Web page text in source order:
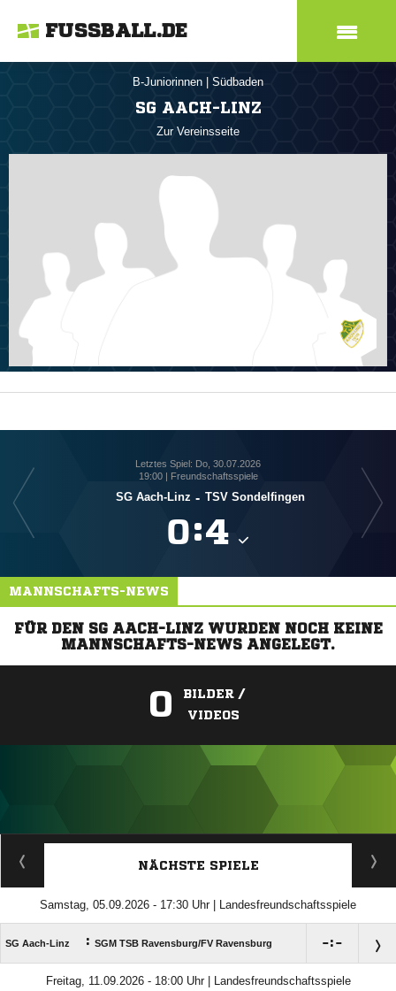
FUSSBALL.DE
B-Juniorinnen Südbaden
SG AACH-LINZ
Zur Vereinsseite
Letztes Spiel: Do, 30.07.2026
19:00 | Freundschaftsspiele
SG Aach-Linz - TSV Sondelfingen
:
MANNSCHAFTS-NEWS
FÜR DEN SG AACH-LINZ WURDEN NOCH KEINE
MANNSCHAFTS-NEWS ANGELEGT.
0
BILDER /
VIDEOS
ANZEIGE
NÄCHSTE SPIELE
Samstag, 05.09.2026 - 17:30 Uhr | Landesfreundschaftsspiele
SG Aach-Linz : SGM TSB Ravensburg/​FV Ravensburg :
Freitag, 11.09.2026 - 18:00 Uhr | Landesfreundschaftsspiele